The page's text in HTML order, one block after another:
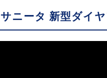
サニータ 新型ダイ